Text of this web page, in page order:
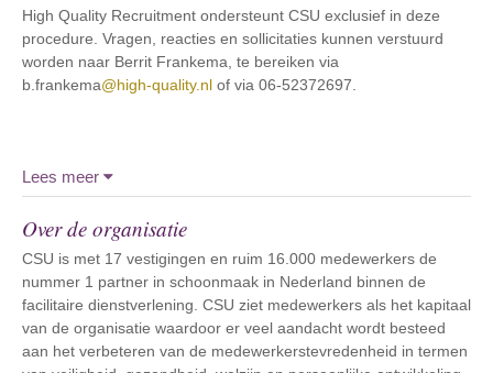
High Quality Recruitment ondersteunt CSU exclusief in deze
procedure. Vragen, reacties en sollicitaties kunnen verstuurd
worden naar Berrit Frankema, te bereiken via
b.frankema@high-quality.nl of via 06-52372697.
Lees meer
Over de organisatie
CSU is met 17 vestigingen en ruim 16.000 medewerkers de
nummer 1 partner in schoonmaak in Nederland binnen de
facilitaire dienstverlening. CSU ziet medewerkers als het kapitaal
van de organisatie waardoor er veel aandacht wordt besteed
aan het verbeteren van de medewerkerstevredenheid in termen